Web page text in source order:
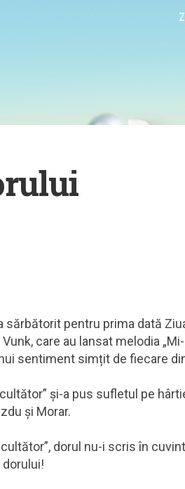
sărbătorit pentru prima dată
care au lansat melodia
sentiment simțit de fiecare
și-a pus sufletul pe
și Morar.
dorul nu-i scris în